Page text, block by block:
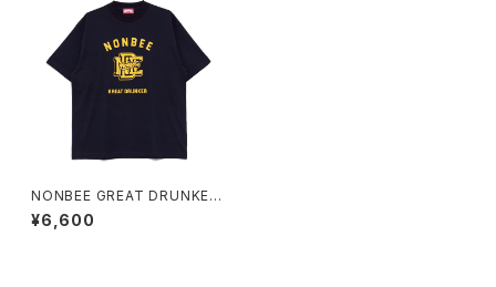
NONBEE GREAT DRUNKER
TEE navy
¥6,600